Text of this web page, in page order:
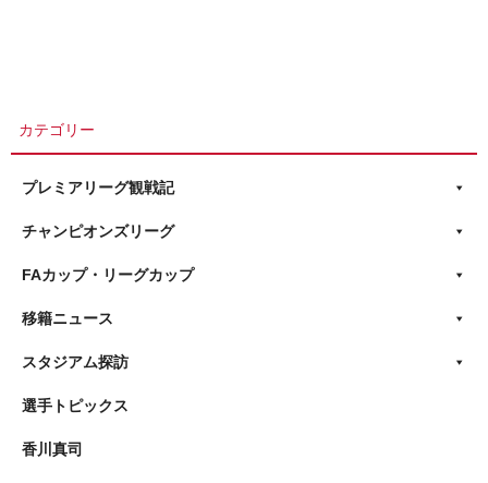
カテゴリー
プレミアリーグ観戦記
チャンピオンズリーグ
FAカップ・リーグカップ
移籍ニュース
スタジアム探訪
選手トピックス
香川真司